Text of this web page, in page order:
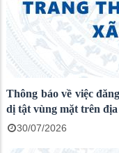
Thông báo về việc
dị tật vùng mặt trên
30/07/2026